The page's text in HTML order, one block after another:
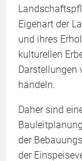
Eigenart der
und ihres
kulturellen
Darstellungen
handeln.
Daher sind
der
der